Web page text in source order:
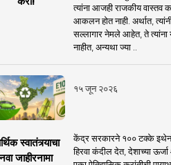
त्यांना आजही राजकीय वास्तव
आकलन होत नाही. अर्थात,
सल्लागार नेमले आहेत, ते त्यांना
नाहीत, अन्यथा ज्या ..
१५ जून २०२६
स्वातंत्र्याचा
जाहीरनामा
केंद्र सरकारने १०० टक्के
हिरवा कंदील देत, देशाच्या